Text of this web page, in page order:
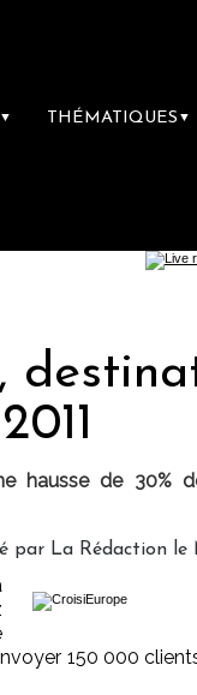
▼ THÉMATIQUES ▼
hausse de 30%
par La Rédaction le
150 000